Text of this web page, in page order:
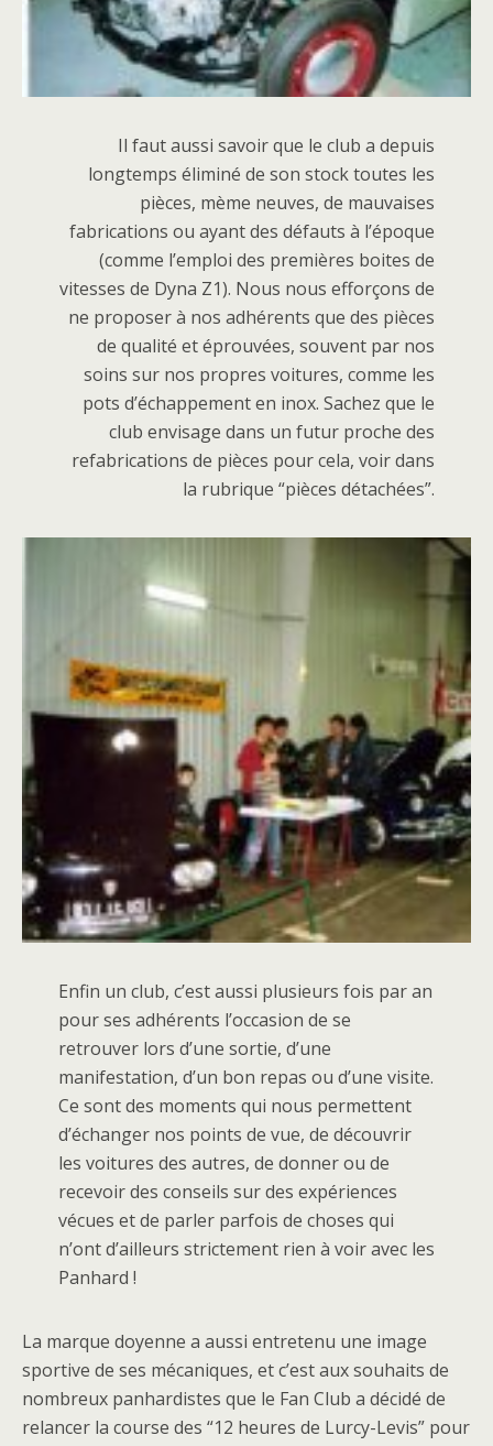
Il faut aussi savoir que le club a depuis
longtemps éliminé de son stock toutes les
pièces, mème neuves, de mauvaises
fabrications ou ayant des défauts à l’époque
(comme l’emploi des premières boites de
vitesses de Dyna Z1). Nous nous efforçons de
ne proposer à nos adhérents que des pièces
de qualité et éprouvées, souvent par nos
soins sur nos propres voitures, comme les
pots d’échappement en inox. Sachez que le
club envisage dans un futur proche des
refabrications de pièces pour cela, voir dans
la rubrique “pièces détachées”.
Enfin un club, c’est aussi plusieurs fois par an
pour ses adhérents l’occasion de se
retrouver lors d’une sortie, d’une
manifestation, d’un bon repas ou d’une visite.
Ce sont des moments qui nous permettent
d’échanger nos points de vue, de découvrir
les voitures des autres, de donner ou de
recevoir des conseils sur des expériences
vécues et de parler parfois de choses qui
n’ont d’ailleurs strictement rien à voir avec les
Panhard !
La marque doyenne a aussi entretenu une image
sportive de ses mécaniques, et c’est aux souhaits de
nombreux panhardistes que le Fan Club a décidé de
relancer la course des “12 heures de Lurcy-Levis” pour